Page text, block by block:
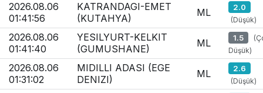
2026.08.06
01:41:56
KATRANDAGI-EMET
(KUTAHYA)
ML 2.0
(Düşük)
2026.08.06
01:41:40
YESILYURT-KELKIT
(GUMUSHANE)
ML 1.5
Düşük)
2026.08.06
01:31:02
MIDILLI ADASI (EGE
DENIZI)
ML 2.6
(Düşük)